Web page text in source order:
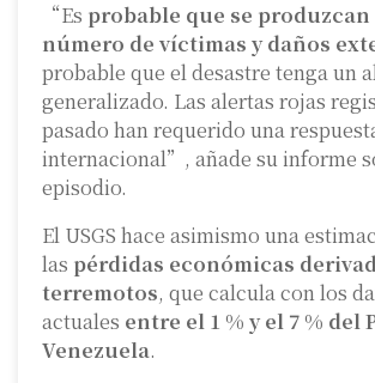
“Es probable que se
número de víctimas y daños
probable que el desastre tenga un
generalizado. Las alertas rojas
pasado han requerido una
internacional”, añade su informe
episodio.
El USGS hace asimismo una
las pérdidas económicas
terremotos, que calcula con los
actuales entre el 1 % y el 7 % del
Venezuela.